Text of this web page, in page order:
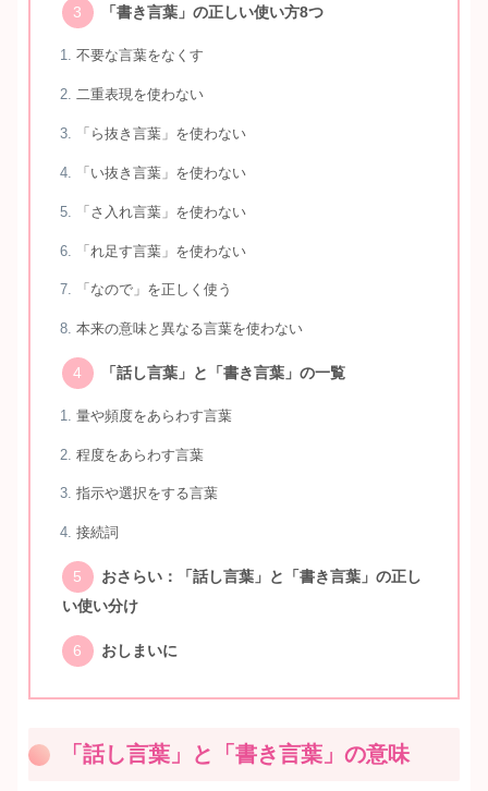
「書き言葉」の正しい使い方8つ
不要な言葉をなくす
二重表現を使わない
「ら抜き言葉」を使わない
「い抜き言葉」を使わない
「さ入れ言葉」を使わない
「れ足す言葉」を使わない
「なので」を正しく使う
本来の意味と異なる言葉を使わない
「話し言葉」と「書き言葉」の一覧
量や頻度をあらわす言葉
程度をあらわす言葉
指示や選択をする言葉
接続詞
おさらい：「話し言葉」と「書き言葉」の正し
い使い分け
おしまいに
「話し言葉」と「書き言葉」の意味